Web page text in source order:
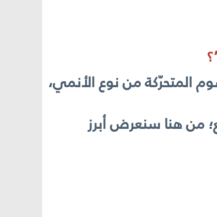
المتحرّكة من نوع الأنمي،
من هنا سنعرض أبرز